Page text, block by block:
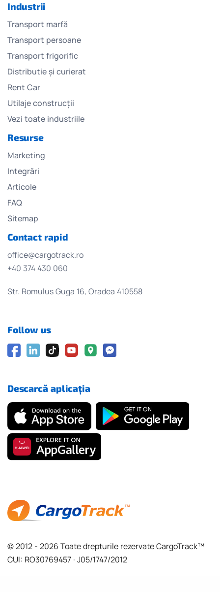
Industrii
Transport marfă
Transport persoane
Transport frigorific
Distributie și curierat
Rent Car
Utilaje construcții
Vezi toate industriile
Resurse
Marketing
Integrări
Articole
FAQ
Sitemap
Contact rapid
office@cargotrack.ro
+40 374 430 060
Str. Romulus Guga 16, Oradea 410558
© 2012 - 2026 Toate drepturile rezervate CargoTrack™
CUI: RO30769457 · J05/1747/2012
Follow us
Descarcă aplicația